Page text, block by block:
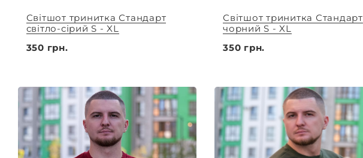
Світшот тринитка Стандарт
світло-сірий S - XL
350 грн.
Світшот тринитка Стандарт
чорний S - XL
350 грн.